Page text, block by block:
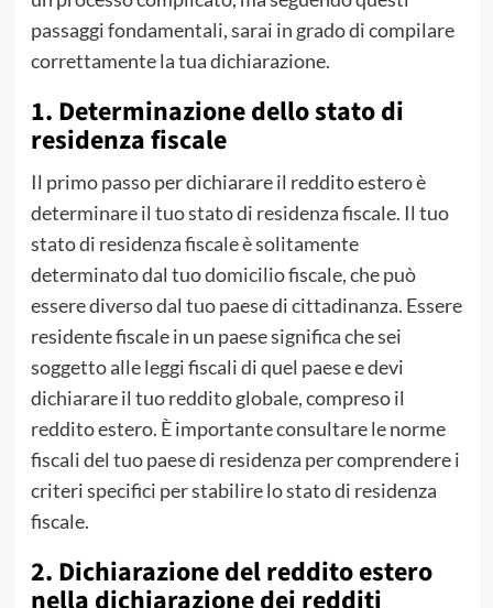
passaggi fondamentali, sarai in grado di compilare
correttamente la tua dichiarazione.
1. Determinazione dello stato di
residenza fiscale
Il primo passo per dichiarare il reddito estero è
determinare il tuo stato di residenza fiscale. Il tuo
stato di residenza fiscale è solitamente
determinato dal tuo domicilio fiscale, che può
essere diverso dal tuo paese di cittadinanza. Essere
residente fiscale in un paese significa che sei
soggetto alle leggi fiscali di quel paese e devi
dichiarare il tuo reddito globale, compreso il
reddito estero. È importante consultare le norme
fiscali del tuo paese di residenza per comprendere i
criteri specifici per stabilire lo stato di residenza
fiscale.
2. Dichiarazione del reddito estero